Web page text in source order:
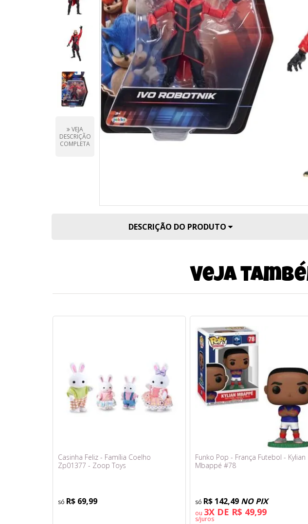
VEJA
DESCRIÇÃO
COMPLETA
DESCRIÇÃO DO PRODUTO
Veja
Casinha Feliz - Família Coelho
Zp01377 - Zoop Toys
R$ 69,99
Funko Pop - França Futebol - Kylian
Mbappé #78
R$ 142,49 NO PIX
ou 3X DE R$ 49,99
s/juros